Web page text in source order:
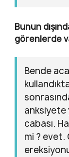
Bunun
görenlerde
Bende
anksiyete
cabası.
mi ? evet.